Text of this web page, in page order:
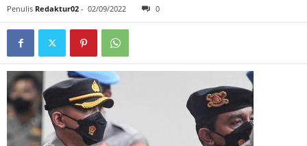
Penulis Redaktur02 - 02/09/2022 0